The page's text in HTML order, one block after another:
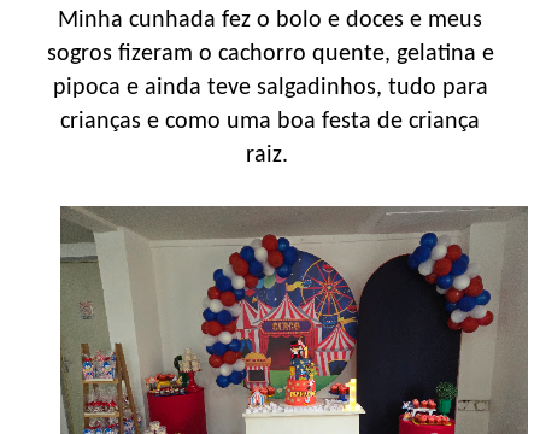
Minha cunhada fez o bolo e doces e meus
sogros fizeram o cachorro quente, gelatina e
pipoca e ainda teve salgadinhos, tudo para
crianças e como uma boa festa de criança
raiz.